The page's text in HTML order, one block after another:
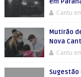
em
Cantu
Mutirão
Nova
Cantu